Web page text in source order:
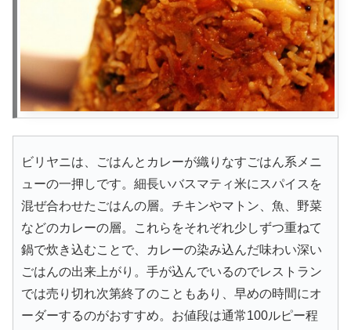
ビリヤニは、ごはんとカレーが織りなすごはん系メニ
ューの一押しです。細長いバスマティ米にスパイスを
混ぜ合わせたごはんの層。チキンやマトン、魚、野菜
などのカレーの層。これらをそれぞれ少しずつ重ねて
鍋で炊き込むことで、カレーの染み込んだ味わい深い
ごはんの出来上がり。手が込んでいるのでレストラン
では売り切れ次第終了のこともあり、早めの時間にオ
ーダーするのがおすすめ。お値段は通常100ルピー程